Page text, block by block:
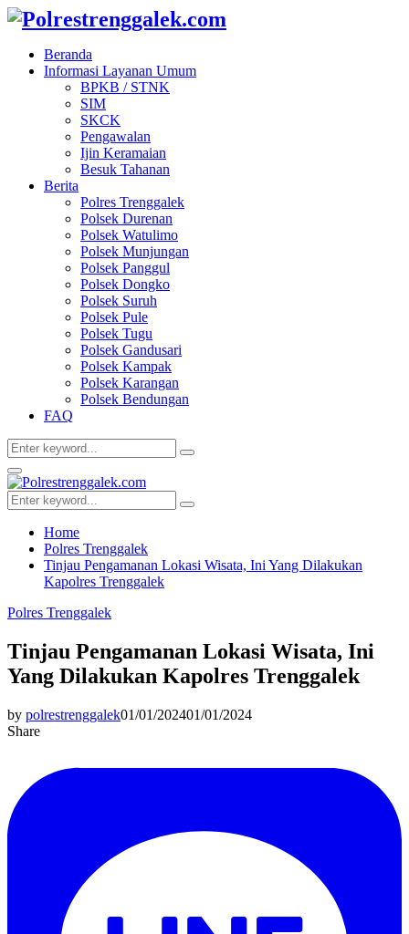
Beranda
Informasi Layanan Umum
BPKB / STNK
SIM
SKCK
Pengawalan
Ijin Keramaian
Besuk Tahanan
Berita
Polres Trenggalek
Polsek Durenan
Polsek Watulimo
Polsek Munjungan
Polsek Panggul
Polsek Dongko
Polsek Suruh
Polsek Pule
Polsek Tugu
Polsek Gandusari
Polsek Kampak
Polsek Karangan
Polsek Bendungan
FAQ
Search
for:
Search
Facebook
Twitter
Youtube
Primary
Menu
Search
for:
Search
Home
Polres Trenggalek
Tinjau Pengamanan Lokasi Wisata, Ini Yang Dilakukan
Kapolres Trenggalek
Polres Trenggalek
Tinjau Pengamanan Lokasi Wisata, Ini
Yang Dilakukan Kapolres Trenggalek
by polrestrenggalek01/01/202401/01/2024
Share